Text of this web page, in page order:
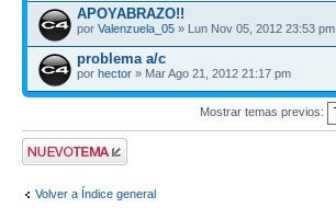
APOYABRAZO!!
por Valenzuela_05 » Lun Nov 05, 2012 23:53 pm
problema a/c
por hector » Mar Ago 21, 2012 21:17 pm
Mostrar temas previos:
Publicar un nuevo
tema
Volver a Índice general